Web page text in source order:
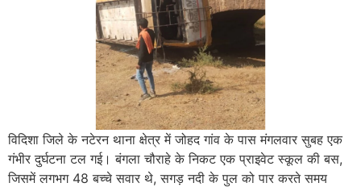
विदिशा जिले के नटेरन थाना क्षेत्र में जोहद गांव के पास मंगलवार सुबह एक
गंभीर दुर्घटना टल गई। बंगला चौराहे के निकट एक प्राइवेट स्कूल की बस,
जिसमें लगभग 48 बच्चे सवार थे, सगड़ नदी के पुल को पार करते समय